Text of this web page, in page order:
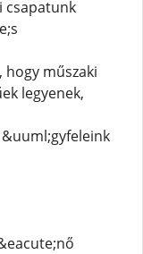
csapatunk
műszaki
legyenek,